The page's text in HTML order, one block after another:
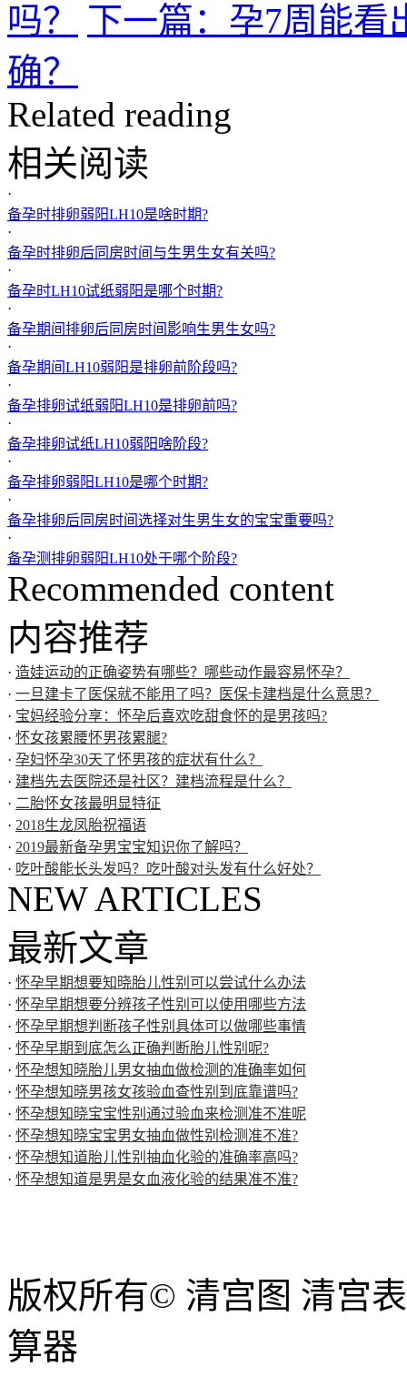
吗？
下一篇：孕7周能看
确？
Related reading
相关阅读
·
备孕时排卵弱阳LH10是啥时期?
·
备孕时排卵后同房时间与生男生女有关吗?
·
备孕时LH10试纸弱阳是哪个时期?
·
备孕期间排卵后同房时间影响生男生女吗?
·
备孕期间LH10弱阳是排卵前阶段吗?
·
备孕排卵试纸弱阳LH10是排卵前吗?
·
备孕排卵试纸LH10弱阳啥阶段?
·
备孕排卵弱阳LH10是哪个时期?
·
备孕排卵后同房时间选择对生男生女的宝宝重要吗?
·
备孕测排卵弱阳LH10处于哪个阶段?
Recommended content
内容推荐
· 造娃运动的正确姿势有哪些？哪些动作最容易怀孕？
· 一旦建卡了医保就不能用了吗？医保卡建档是什么意思？
· 宝妈经验分享：怀孕后喜欢吃甜食怀的是男孩吗?
· 怀女孩累腰怀男孩累腿?
· 孕妇怀孕30天了怀男孩的症状有什么？
· 建档先去医院还是社区？建档流程是什么？
· 二胎怀女孩最明显特征
· 2018生龙凤胎祝福语
· 2019最新备孕男宝宝知识你了解吗？
· 吃叶酸能长头发吗？吃叶酸对头发有什么好处？
NEW ARTICLES
最新文章
· 怀孕早期想要知晓胎儿性别可以尝试什么办法
· 怀孕早期想要分辨孩子性别可以使用哪些方法
· 怀孕早期想判断孩子性别具体可以做哪些事情
· 怀孕早期到底怎么正确判断胎儿性别呢?
· 怀孕想知晓胎儿男女抽血做检测的准确率如何
· 怀孕想知晓男孩女孩验血查性别到底靠谱吗?
· 怀孕想知晓宝宝性别通过验血来检测准不准呢
· 怀孕想知晓宝宝男女抽血做性别检测准不准?
· 怀孕想知道胎儿性别抽血化验的准确率高吗?
· 怀孕想知道是男是女血液化验的结果准不准?
版权所有© 清宫图 清宫
算器